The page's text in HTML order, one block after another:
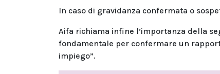
In caso di gravidanza confermata o
Aifa richiama infine l’importanza della
fondamentale per confermare un
impiego”.